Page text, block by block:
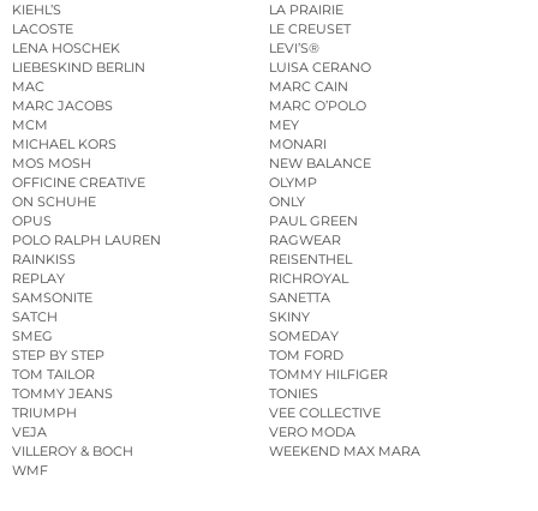
KIEHL’S
LA PRAIRIE
LACOSTE
LE CREUSET
LENA HOSCHEK
LEVI’S®
LIEBESKIND BERLIN
LUISA CERANO
MAC
MARC CAIN
MARC JACOBS
MARC O’POLO
MCM
MEY
MICHAEL KORS
MONARI
MOS MOSH
NEW BALANCE
OFFICINE CREATIVE
OLYMP
ON SCHUHE
ONLY
OPUS
PAUL GREEN
POLO RALPH LAUREN
RAGWEAR
RAINKISS
REISENTHEL
REPLAY
RICHROYAL
SAMSONITE
SANETTA
SATCH
SKINY
SMEG
SOMEDAY
STEP BY STEP
TOM FORD
TOM TAILOR
TOMMY HILFIGER
TOMMY JEANS
TONIES
TRIUMPH
VEE COLLECTIVE
VEJA
VERO MODA
VILLEROY & BOCH
WEEKEND MAX MARA
WMF